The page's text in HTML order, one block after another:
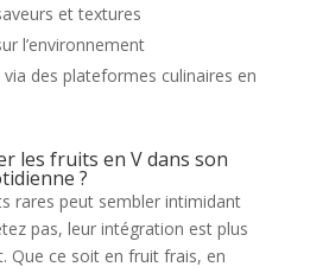
et textures
l’environnement
des plateformes culinaires en
les fruits en V dans son
?
rares peut sembler intimidant
pas, leur intégration est plus
Que ce soit en fruit frais, en